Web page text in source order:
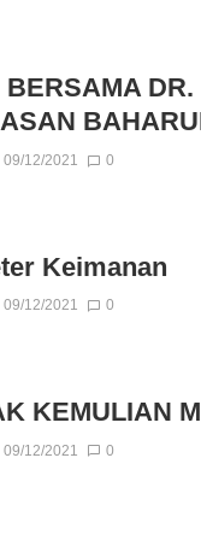
09/12/2021 0
Keimanan
09/12/2021 0
KEMULIAN
09/12/2021 0